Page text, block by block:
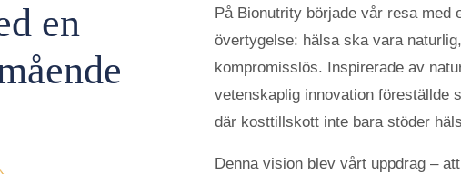
en
På Bionutrity började vår resa med
övertygelse: hälsa ska vara
kompromisslös. Inspirerade av
vetenskaplig innovation föreställde
där kosttillskott inte bara stöder
Denna vision blev vårt uppdrag –